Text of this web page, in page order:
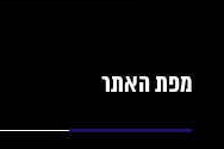
מפת האתר